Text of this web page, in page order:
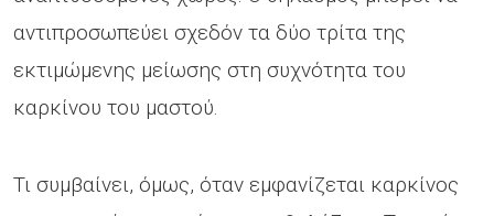
αντιπροσωπεύει σχεδόν τα δύο τρίτα της
εκτιμώμενης μείωσης στη συχνότητα του
καρκίνου του μαστού.
Τι συμβαίνει, όμως, όταν εμφανίζεται καρκίνος